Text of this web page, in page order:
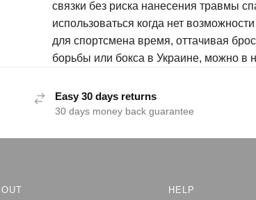
связки без риска нанесения травмы
использоваться когда нет
для спортсмена время, оттачивая
борьбы или бокса в Украине, можно в
Easy 30 days returns
30 days money back guarantee
HELP